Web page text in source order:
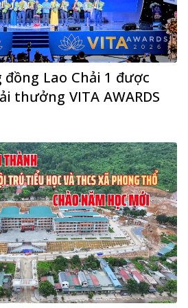
Lao Chải 1 được
thưởng VITA AWARDS